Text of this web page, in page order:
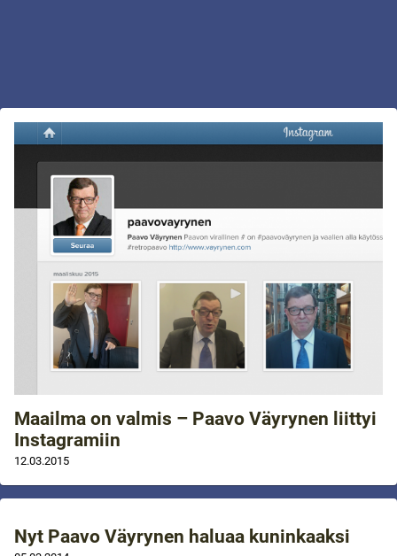
Maailma on valmis – Paavo Väyrynen liittyi
Instagramiin
12.03.2015
Nyt Paavo Väyrynen haluaa kuninkaaksi